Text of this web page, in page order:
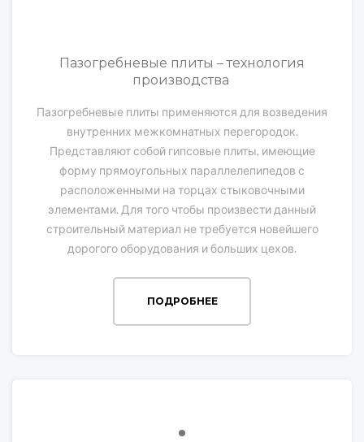
Пазогребневые плиты – технология
производства
Пазогребневые плиты применяются для возведения
внутренних межкомнатных перегородок.
Представляют собой гипсовые плиты, имеющие
форму прямоугольных параллелепипедов с
расположенными на торцах стыковочными
элементами. Для того чтобы произвести данный
строительный материал не требуется новейшего
дорогого оборудования и больших цехов.
ПОДРОБНЕЕ